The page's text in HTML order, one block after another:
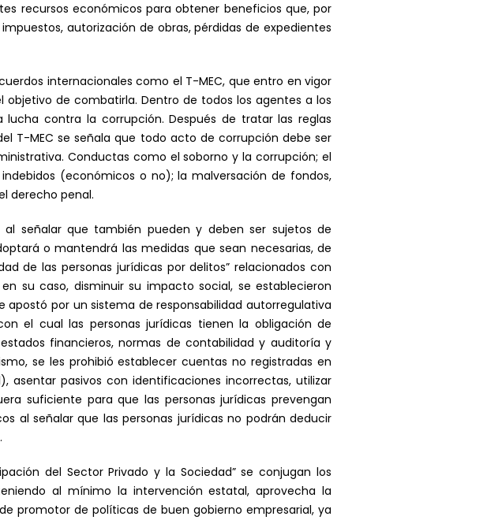
recursos económicos para obtener beneficios que, por
autorización de obras, pérdidas de expedientes
internacionales como el T-MEC, que entro en vigor
objetivo de combatirla. Dentro de todos los agentes a los
contra la corrupción. Después de tratar las reglas
T-MEC se señala que todo acto de corrupción debe ser
Conductas como el soborno y la corrupción; el
(económicos o no); la malversación de fondos,
derecho penal.
señalar que también pueden y deben ser sujetos de
o mantendrá las medidas que sean necesarias, de
de las personas jurídicas por delitos” relacionados con
su caso, disminuir su impacto social, se establecieron
apostó por un sistema de responsabilidad autorregulativa
el cual las personas jurídicas tienen la obligación de
financieros, normas de contabilidad y auditoría y
se les prohibió establecer cuentas no registradas en
asentar pasivos con identificaciones incorrectas, utilizar
suficiente para que las personas jurídicas prevengan
al señalar que las personas jurídicas no podrán deducir
del Sector Privado y la Sociedad” se conjugan los
al mínimo la intervención estatal, aprovecha la
promotor de políticas de buen gobierno empresarial, ya